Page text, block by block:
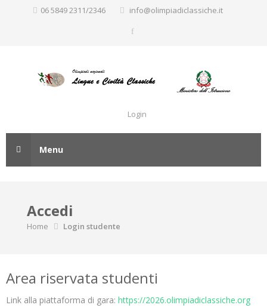
06 5849 2311/2346 info@olimpiadiclassiche.it
Login
Menu
Accedi
Home Login studente
Area riservata studenti
Link alla piattaforma di gara: https://2026.olimpiadiclassiche.org